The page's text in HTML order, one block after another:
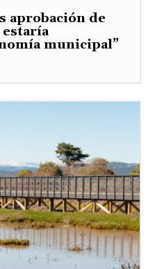
aprobación de
estaría
municipal”